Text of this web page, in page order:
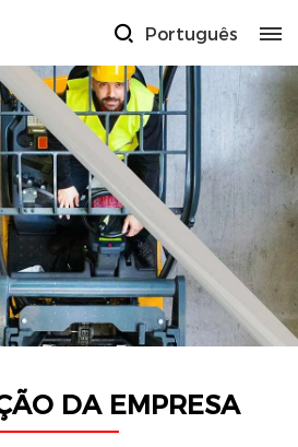
Português
DA EMPRESA